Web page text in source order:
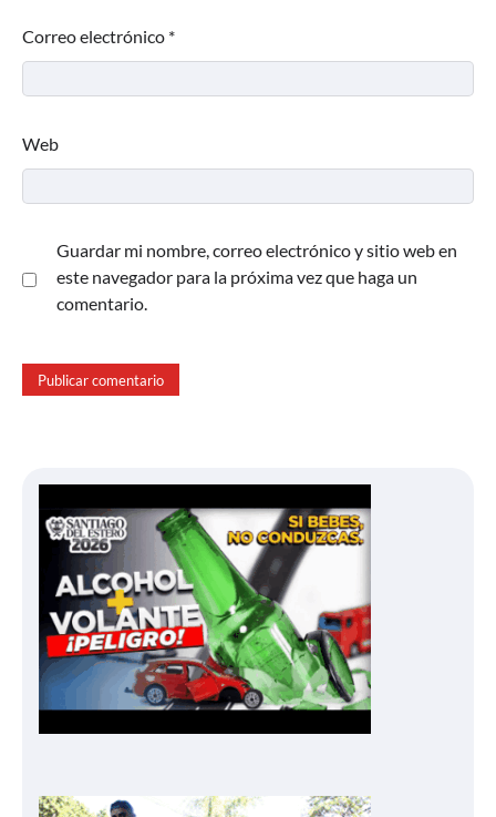
Correo electrónico *
Web
Guardar mi nombre, correo electrónico y sitio web en
este navegador para la próxima vez que haga un
comentario.